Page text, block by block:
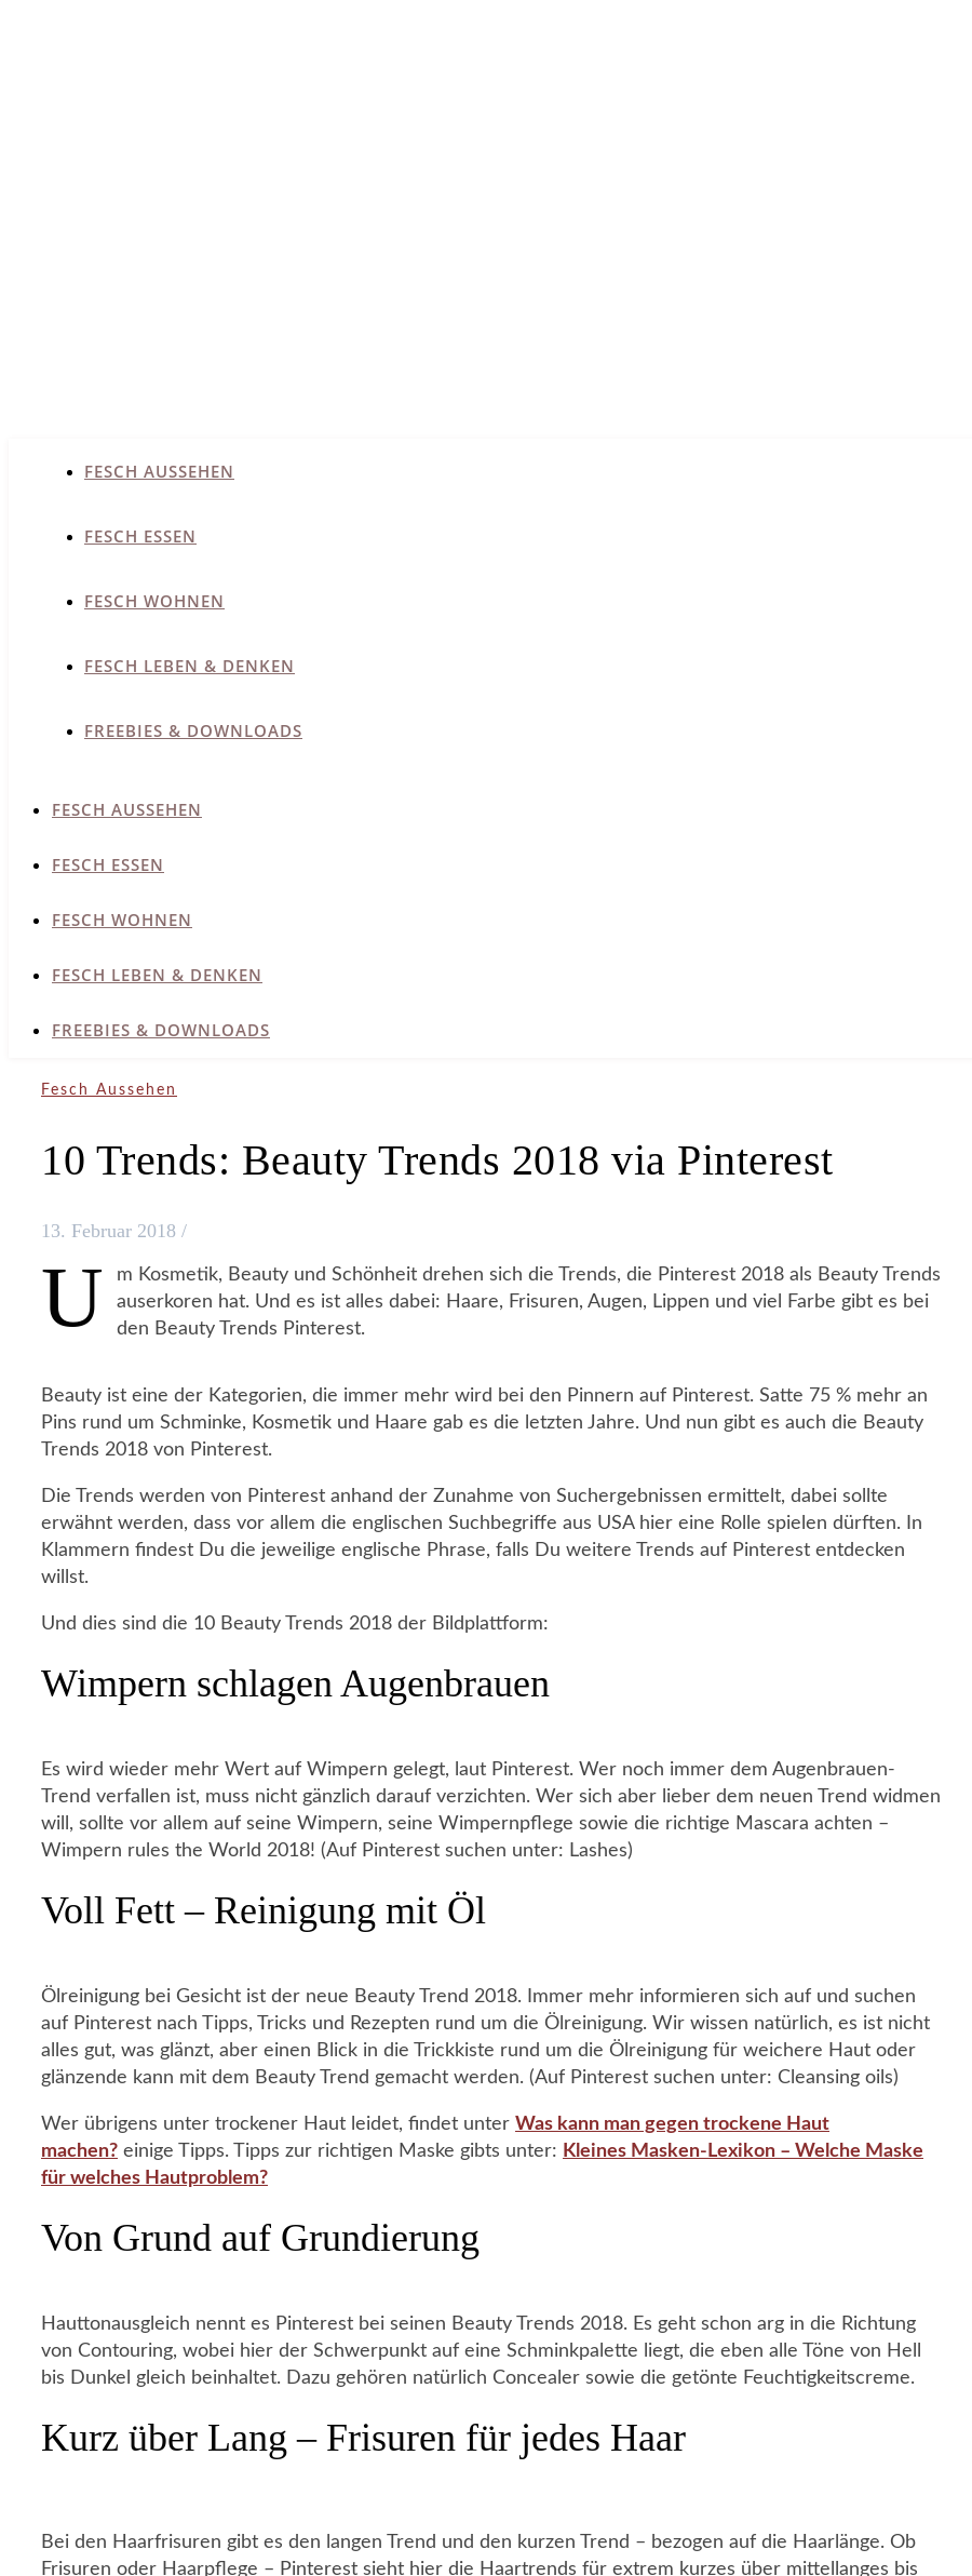
FESCH AUSSEHEN
FESCH ESSEN
FESCH WOHNEN
FESCH LEBEN & DENKEN
FREEBIES & DOWNLOADS
FESCH AUSSEHEN
FESCH ESSEN
FESCH WOHNEN
FESCH LEBEN & DENKEN
FREEBIES & DOWNLOADS
Fesch Aussehen
10 Trends: Beauty Trends 2018 via Pinterest
13. Februar 2018 /
U
m Kosmetik, Beauty und Schönheit drehen sich die Trends, die Pinterest 2018 als Beauty Trends
auserkoren hat. Und es ist alles dabei: Haare, Frisuren, Augen, Lippen und viel Farbe gibt es bei
den Beauty Trends Pinterest.
Beauty ist eine der Kategorien, die immer mehr wird bei den Pinnern auf Pinterest. Satte 75 % mehr an
Pins rund um Schminke, Kosmetik und Haare gab es die letzten Jahre. Und nun gibt es auch die Beauty
Trends 2018 von Pinterest.
Die Trends werden von Pinterest anhand der Zunahme von Suchergebnissen ermittelt, dabei sollte
erwähnt werden, dass vor allem die englischen Suchbegriffe aus USA hier eine Rolle spielen dürften. In
Klammern findest Du die jeweilige englische Phrase, falls Du weitere Trends auf Pinterest entdecken
willst.
Und dies sind die 10 Beauty Trends 2018 der Bildplattform:
Wimpern schlagen Augenbrauen
Es wird wieder mehr Wert auf Wimpern gelegt, laut Pinterest. Wer noch immer dem Augenbrauen-
Trend verfallen ist, muss nicht gänzlich darauf verzichten. Wer sich aber lieber dem neuen Trend widmen
will, sollte vor allem auf seine Wimpern, seine Wimpernpflege sowie die richtige Mascara achten –
Wimpern rules the World 2018! (Auf Pinterest suchen unter: Lashes)
Voll Fett – Reinigung mit Öl
Ölreinigung bei Gesicht ist der neue Beauty Trend 2018. Immer mehr informieren sich auf und suchen
auf Pinterest nach Tipps, Tricks und Rezepten rund um die Ölreinigung. Wir wissen natürlich, es ist nicht
alles gut, was glänzt, aber einen Blick in die Trickkiste rund um die Ölreinigung für weichere Haut oder
glänzende kann mit dem Beauty Trend gemacht werden. (Auf Pinterest suchen unter: Cleansing oils)
Wer übrigens unter trockener Haut leidet, findet unter Was kann man gegen trockene Haut
machen? einige Tipps. Tipps zur richtigen Maske gibts unter: Kleines Masken-Lexikon – Welche Maske
für welches Hautproblem?
Von Grund auf Grundierung
Hauttonausgleich nennt es Pinterest bei seinen Beauty Trends 2018. Es geht schon arg in die Richtung
von Contouring, wobei hier der Schwerpunkt auf eine Schminkpalette liegt, die eben alle Töne von Hell
bis Dunkel gleich beinhaltet. Dazu gehören natürlich Concealer sowie die getönte Feuchtigkeitscreme.
Kurz über Lang – Frisuren für jedes Haar
Bei den Haarfrisuren gibt es den langen Trend und den kurzen Trend – bezogen auf die Haarlänge. Ob
Frisuren oder Haarpflege – Pinterest sieht hier die Haartrends für extrem kurzes über mittellanges bis